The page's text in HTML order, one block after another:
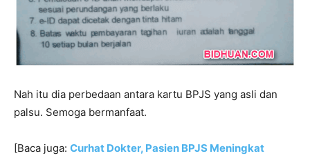
Nah itu dia perbedaan antara kartu BPJS yang asli dan
palsu. Semoga bermanfaat.
[Baca juga: Curhat Dokter, Pasien BPJS Meningkat